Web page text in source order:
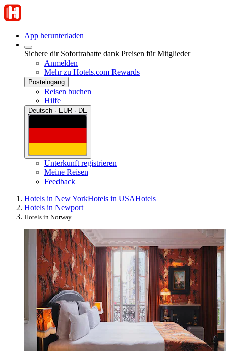
App herunterladen
Sichere dir Sofortrabatte dank Preisen für Mitglieder
Anmelden
Mehr zu Hotels.com Rewards
Posteingang
Reisen buchen
Hilfe
Deutsch · EUR · DE
Unterkunft registrieren
Meine Reisen
Feedback
Hotels in New YorkHotels in USAHotels
Hotels in Newport
Hotels in Norway